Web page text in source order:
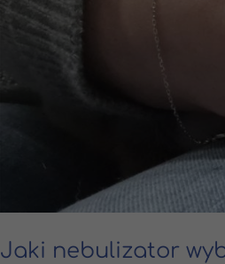
Jaki nebulizator